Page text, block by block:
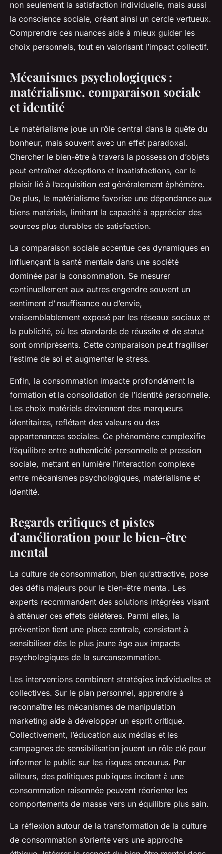
non seulement la satisfaction individuelle, mais aussi
la conscience sociale, créant ainsi un cercle vertueux.
Comprendre ces nuances aide à mieux guider les
choix personnels, tout en valorisant l’impact collectif.
Mécanismes psychologiques :
matérialisme, comparaison sociale
et identité
Le matérialisme joue un rôle central dans la quête du
bonheur, mais souvent avec un effet paradoxal.
Chercher le bien-être à travers la possession d’objets
peut entraîner déceptions et insatisfactions, car le
plaisir lié à l’acquisition est généralement éphémère.
De plus, le matérialisme favorise une dépendance aux
biens matériels, limitant la capacité à apprécier des
sources plus durables de satisfaction.
La comparaison sociale accentue ces dynamiques en
influençant la santé mentale dans une société
dominée par la consommation. Se mesurer
continuellement aux autres engendre souvent un
sentiment d’insuffisance ou d’envie,
vraisemblablement exposé par les réseaux sociaux et
la publicité, où les standards de réussite et de statut
sont omniprésents. Cette comparaison peut fragiliser
l’estime de soi et augmenter le stress.
Enfin, la consommation impacte profondément la
formation et la consolidation de l’identité personnelle.
Les choix matériels deviennent des marqueurs
identitaires, reflétant des valeurs ou des
appartenances sociales. Ce phénomène complexifie
l’équilibre entre authenticité personnelle et pression
sociale, mettant en lumière l’interaction complexe
entre mécanismes psychologiques, matérialisme et
identité.
Regards critiques et pistes
d’amélioration pour le bien-être
mental
La culture de consommation, bien qu’attractive, pose
des défis majeurs pour le bien-être mental. Les
experts recommandent des solutions intégrées visant
à atténuer ces effets délétères. Parmi elles, la
prévention tient une place centrale, consistant à
sensibiliser dès le plus jeune âge aux impacts
psychologiques de la surconsommation.
Les interventions combinent stratégies individuelles et
collectives. Sur le plan personnel, apprendre à
reconnaître les mécanismes de manipulation
marketing aide à développer un esprit critique.
Collectivement, l’éducation aux médias et les
campagnes de sensibilisation jouent un rôle clé pour
informer le public sur les risques encourus. Par
ailleurs, des politiques publiques incitant à une
consommation raisonnée peuvent réorienter les
comportements de masse vers un équilibre plus sain.
La réflexion autour de la transformation de la culture
de consommation s’oriente vers une approche